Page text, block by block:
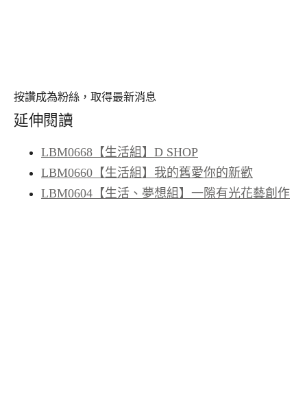
按讚成為粉絲，取得最新消息
延伸閱讀
LBM0668【生活組】D SHOP
LBM0660【生活組】我的舊愛你的新歡
LBM0604【生活、夢想組】一隙有光花藝創作